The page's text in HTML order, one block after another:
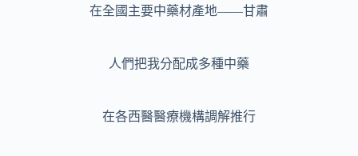
在全國主要中藥材產地——甘肅
人們把我分配成多種中藥
在各西醫醫療機構調解推行